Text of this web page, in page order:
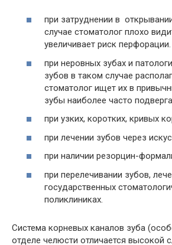
при затруднении в
случае стоматолог плохо
увеличивает риск перфорации.
при неровных зубах и
зубов в таком случае
стоматолог ищет их в
зубы наиболее часто
при узких, коротких, кривых
при лечении зубов через
при наличии резорцин-
при перелечивании зубов,
государственных
поликлиниках.
Система корневых каналов зуба
отделе челюсти отличается высокой